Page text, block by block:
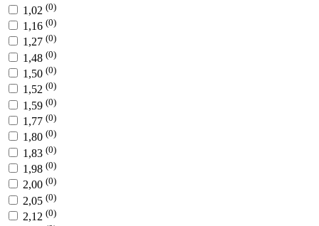
1,02 (0)
1,16 (0)
1,27 (0)
1,48 (0)
1,50 (0)
1,52 (0)
1,59 (0)
1,77 (0)
1,80 (0)
1,83 (0)
1,98 (0)
2,00 (0)
2,05 (0)
2,12 (0)